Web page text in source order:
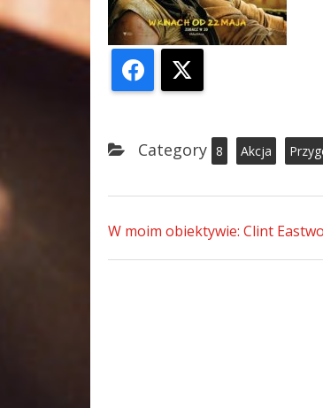
Facebook
Category 8 Akcja
W moim obiektywie: Clint